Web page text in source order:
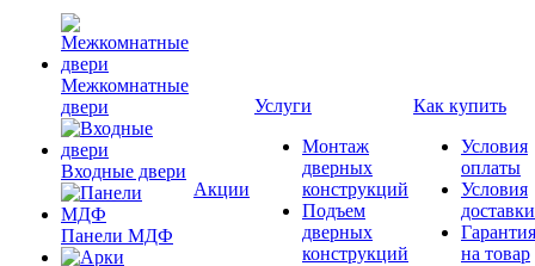
Межкомнатные
двери
Входные двери
Панели МДФ
Акции
Услуги
Монтаж
дверных
конструкций
Подъем
дверных
конструкций
Как купить
Условия
оплаты
Условия
доставки
Гарантия
на товар